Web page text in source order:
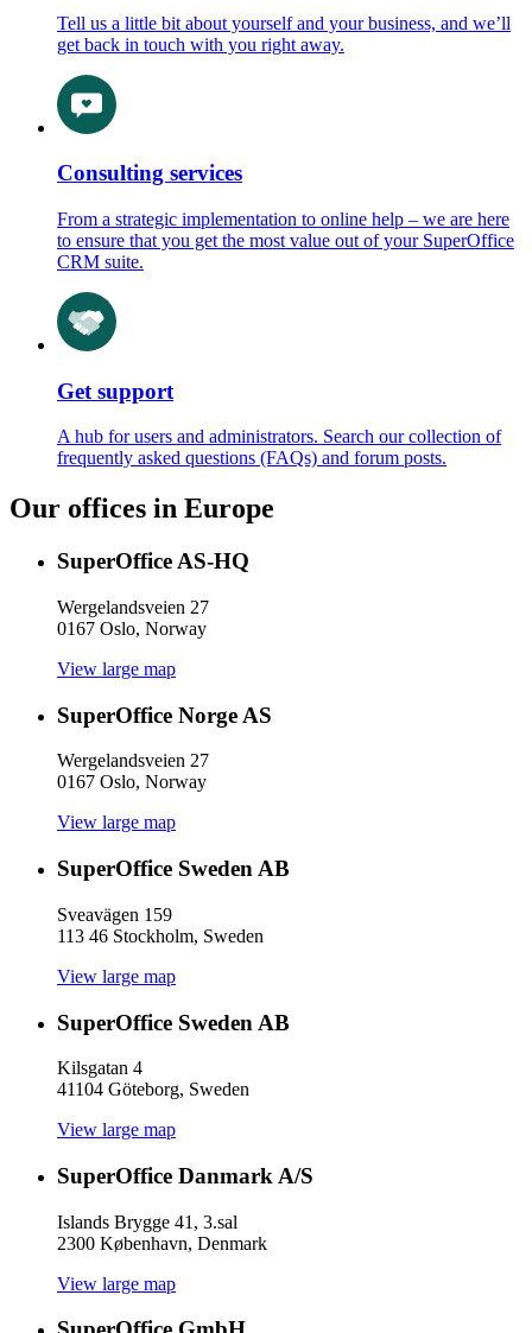
Tell us a little bit about yourself and your business, and we’ll
get back in touch with you right away.
Consulting services
From a strategic implementation to online help – we are here
to ensure that you get the most value out of your SuperOffice
CRM suite.
Get support
A hub for users and administrators. Search our collection of
frequently asked questions (FAQs) and forum posts.
Our offices in Europe
SuperOffice AS-HQ
Wergelandsveien 27
0167 Oslo, Norway
View large map
SuperOffice Norge AS
Wergelandsveien 27
0167 Oslo, Norway
View large map
SuperOffice Sweden AB
Sveavägen 159
113 46 Stockholm, Sweden
View large map
SuperOffice Sweden AB
Kilsgatan 4
41104 Göteborg, Sweden
View large map
SuperOffice Danmark A/S
Islands Brygge 41, 3.sal
2300 København, Denmark
View large map